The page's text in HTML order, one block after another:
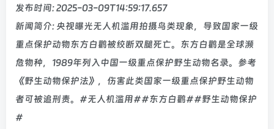
发布时间: 2025-03-09T14:59:17.657
新闻简介: 央视曝光无人机滥用拍摄鸟类现象，导致国家一级
重点保护动物东方白鹳被绞断双腿死亡。东方白鹳是全球濒
危物种，1989年列入中国一级重点保护野生动物名录。参考
《野生动物保护法》，伤害此类国家一级重点保护野生动物
者可被追刑责。#无人机滥用##东方白鹳##野生动物保护
#